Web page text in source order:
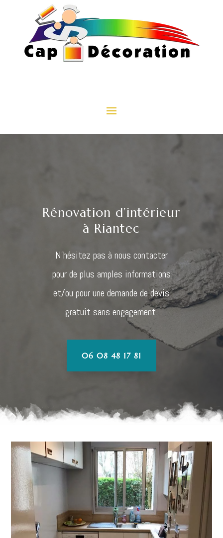
Rénovation d’intérieur
à Riantec
N’hésitez pas à nous contacter
pour de plus amples informations
et/ou pour une demande de devis
gratuit sans engagement.
06 08 48 17 81